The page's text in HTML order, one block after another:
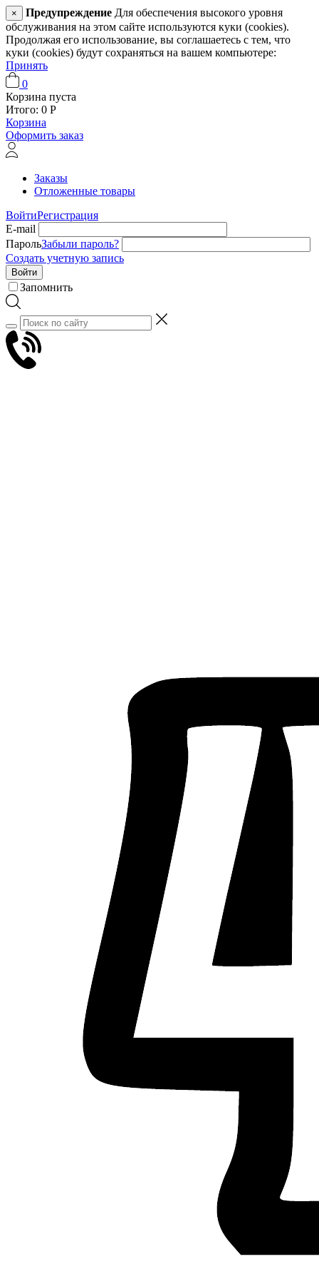
× Предупреждение Для обеспечения высокого уровня
обслуживания на этом сайте используются куки (cookies).
Продолжая его использование, вы соглашаетесь с тем, что
куки (cookies) будут сохраняться на вашем компьютере:
Принять
0
Корзина пуста
Итого: 0 Р
Корзина
Оформить заказ
Заказы
Отложенные товары
ВойтиРегистрация
E-mail
ПарольЗабыли пароль?
Создать учетную запись
Войти
Запомнить